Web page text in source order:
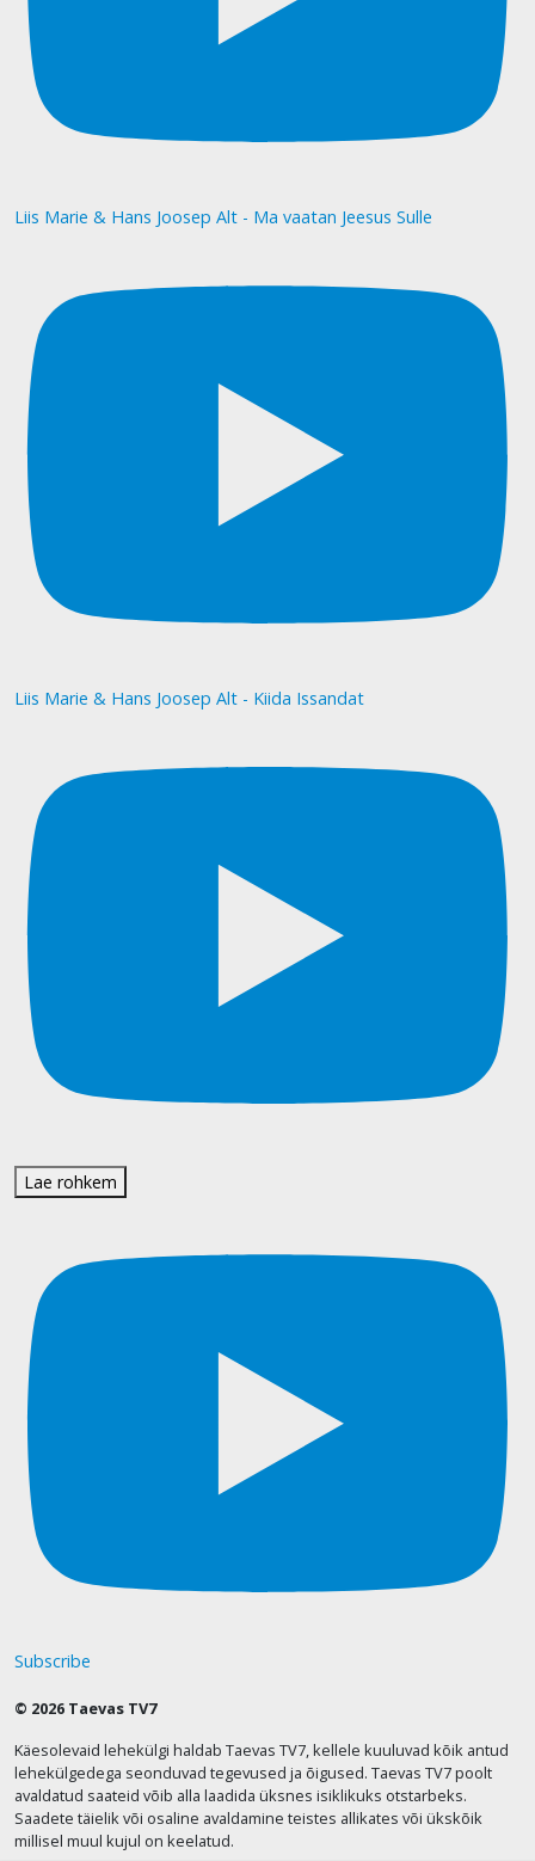
Liis Marie & Hans Joosep Alt - Ma vaatan Jeesus Sulle
Liis Marie & Hans Joosep Alt - Kiida Issandat
Lae rohkem
Subscribe
© 2026 Taevas TV7
Käesolevaid lehekülgi haldab Taevas TV7, kellele kuuluvad kõik antud
lehekülgedega seonduvad tegevused ja õigused. Taevas TV7 poolt
avaldatud saateid võib alla laadida üksnes isiklikuks otstarbeks.
Saadete täielik või osaline avaldamine teistes allikates või ükskõik
millisel muul kujul on keelatud.